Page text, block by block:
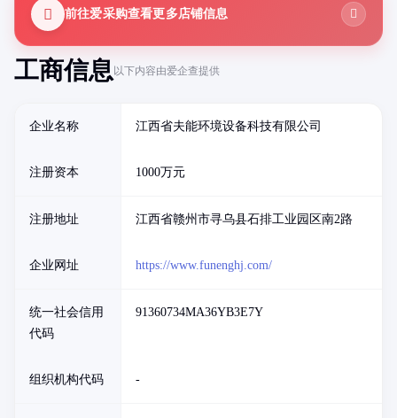
工商信息以下内容由爱企查提供
企业名称 江西省夫能环境设备科技有限公司
注册资本 1000万元
注册地址 江西省赣州市寻乌县石排工业园区南2路
企业网址 https://www.funenghj.com/
统一社会信用
代码
91360734MA36YB3E7Y
组织机构代码 -
前往爱采购查看更多店铺信息